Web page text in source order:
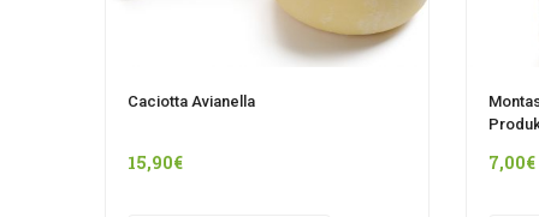
Caciotta Avianella
15,90€ 7,00€